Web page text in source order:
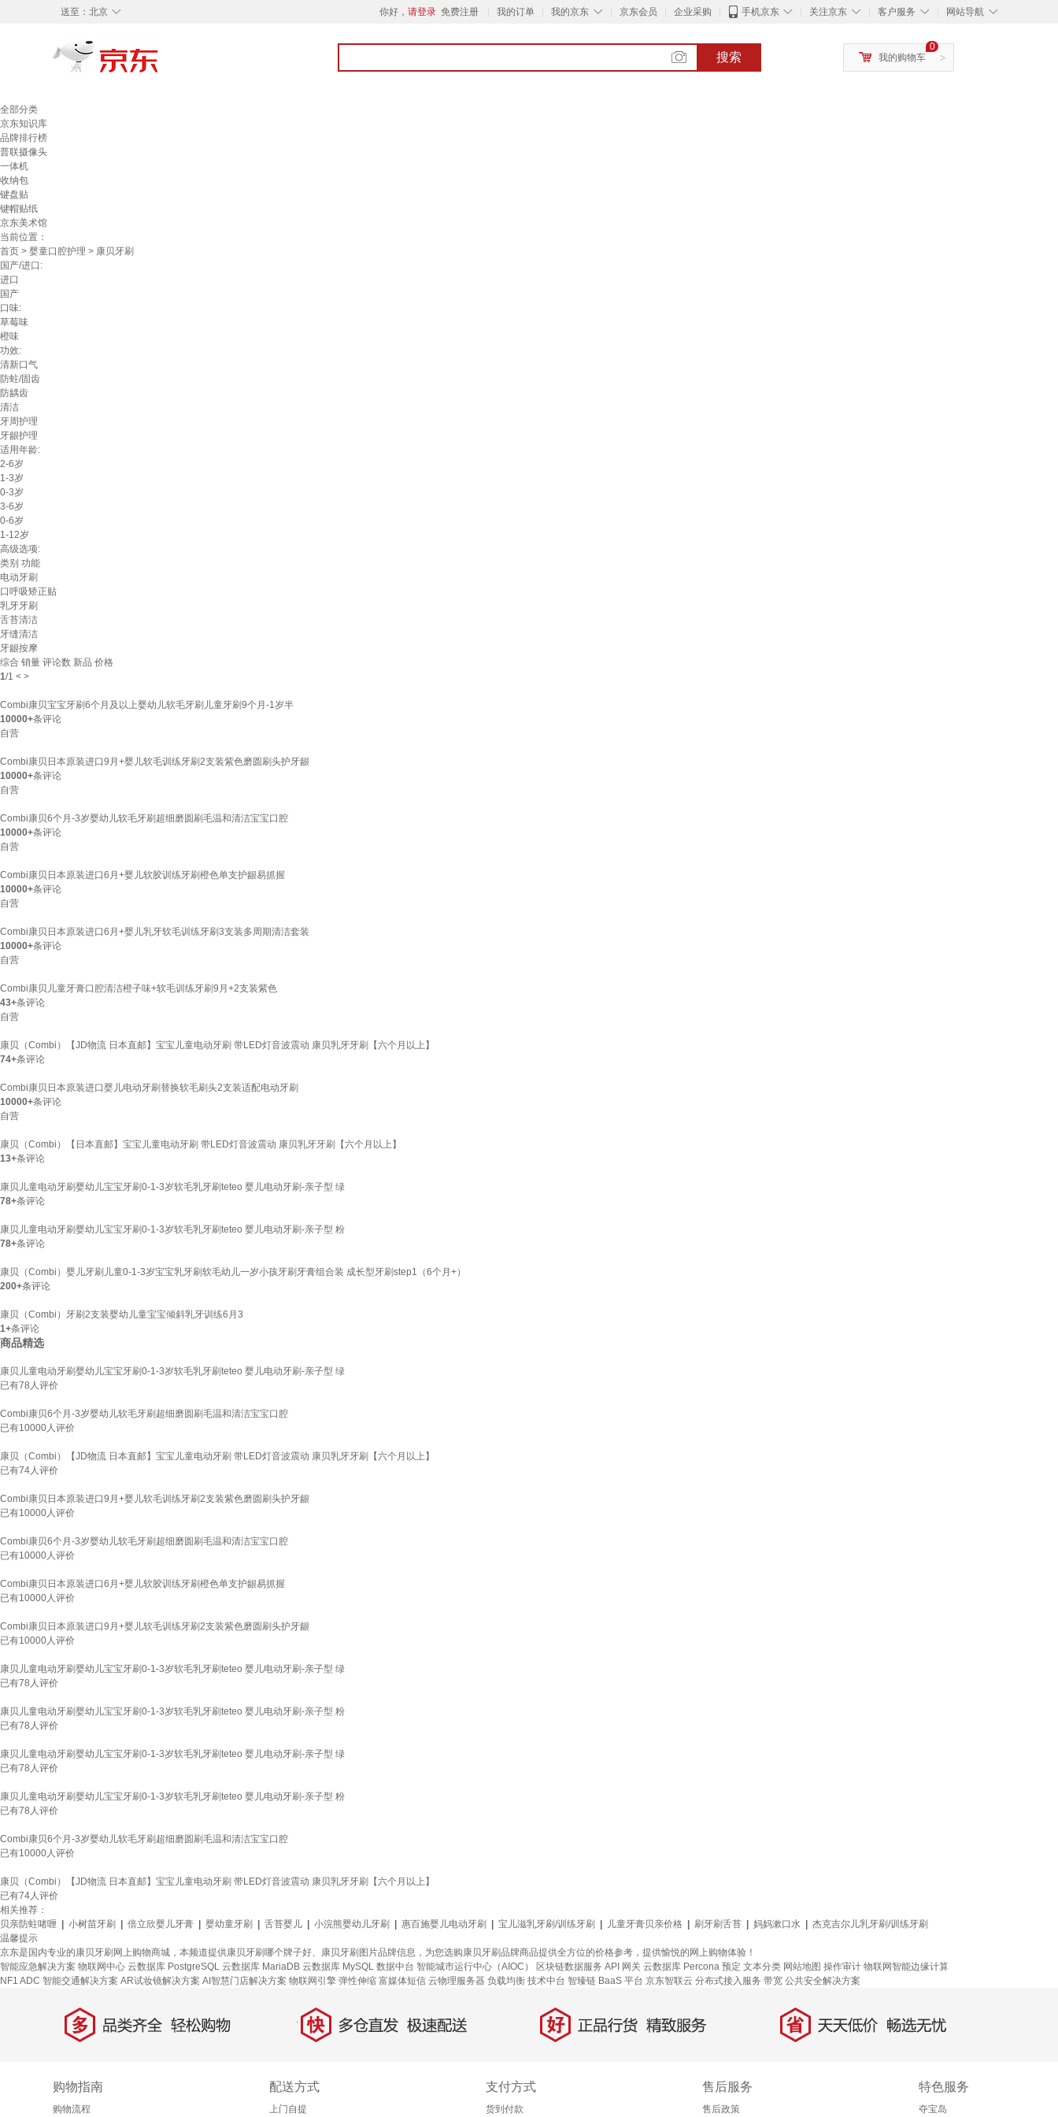
◇
送至： 北京 你好， 请登录 免费注册 我的订单 ◇
我的京东 京东会员 企业采购 ◇
手机京东 ◇
关注京东 ◇
客户服务 ◇
网站导航
搜索 >
0
我的购物车
全部分类
京东知识库
品牌排行榜
普联摄像头
一体机
收纳包
键盘贴
键帽贴纸
京东美术馆
当前位置：
首页 > 婴童口腔护理 > 康贝牙刷
国产/进口:
进口
国产
口味:
草莓味
橙味
功效:
清新口气
防蛀/固齿
防龋齿
清洁
牙周护理
牙龈护理
适用年龄:
2-6岁
1-3岁
0-3岁
3-6岁
0-6岁
1-12岁
高级选项:
类别 功能
电动牙刷
口呼吸矫正贴
乳牙牙刷
舌苔清洁
牙缝清洁
牙龈按摩
综合 销量 评论数 新品 价格
1/1 < >
Combi康贝宝宝牙刷6个月及以上婴幼儿软毛牙刷儿童牙刷9个月-1岁半
10000+条评论
自营
Combi康贝日本原装进口9月+婴儿软毛训练牙刷2支装紫色磨圆刷头护牙龈
10000+条评论
自营
Combi康贝6个月-3岁婴幼儿软毛牙刷超细磨圆刷毛温和清洁宝宝口腔
10000+条评论
自营
Combi康贝日本原装进口6月+婴儿软胶训练牙刷橙色单支护龈易抓握
10000+条评论
自营
Combi康贝日本原装进口6月+婴儿乳牙软毛训练牙刷3支装多周期清洁套装
10000+条评论
自营
Combi康贝儿童牙膏口腔清洁橙子味+软毛训练牙刷9月+2支装紫色
43+条评论
自营
康贝（Combi）【JD物流 日本直邮】宝宝儿童电动牙刷 带LED灯音波震动 康贝乳牙牙刷【六个月以上】
74+条评论
Combi康贝日本原装进口婴儿电动牙刷替换软毛刷头2支装适配电动牙刷
10000+条评论
自营
康贝（Combi）【日本直邮】宝宝儿童电动牙刷 带LED灯音波震动 康贝乳牙牙刷【六个月以上】
13+条评论
康贝儿童电动牙刷婴幼儿宝宝牙刷0-1-3岁软毛乳牙刷teteo 婴儿电动牙刷-亲子型 绿
78+条评论
康贝儿童电动牙刷婴幼儿宝宝牙刷0-1-3岁软毛乳牙刷teteo 婴儿电动牙刷-亲子型 粉
78+条评论
康贝（Combi）婴儿牙刷儿童0-1-3岁宝宝乳牙刷软毛幼儿一岁小孩牙刷牙膏组合装 成长型牙刷step1（6个月+）
200+条评论
康贝（Combi）牙刷2支装婴幼儿童宝宝倾斜乳牙训练6月3
1+条评论
商品精选
康贝儿童电动牙刷婴幼儿宝宝牙刷0-1-3岁软毛乳牙刷teteo 婴儿电动牙刷-亲子型 绿
已有78 人评价
Combi康贝6个月-3岁婴幼儿软毛牙刷超细磨圆刷毛温和清洁宝宝口腔
已有10000人评价
康贝（Combi）【JD物流 日本直邮】宝宝儿童电动牙刷 带LED灯音波震动 康贝乳牙牙刷【六个月以上】
已有74人评价
Combi康贝日本原装进口9月+婴儿软毛训练牙刷2支装紫色磨圆刷头护牙龈
已有10000人评价
Combi康贝6个月-3岁婴幼儿软毛牙刷超细磨圆刷毛温和清洁宝宝口腔
已有10000人评价
Combi康贝日本原装进口6月+婴儿软胶训练牙刷橙色单支护龈易抓握
已有10000人评价
Combi康贝日本原装进口9月+婴儿软毛训练牙刷2支装紫色磨圆刷头护牙龈
已有10000人评价
康贝儿童电动牙刷婴幼儿宝宝牙刷0-1-3岁软毛乳牙刷teteo 婴儿电动牙刷-亲子型 绿
已有78 人评价
康贝儿童电动牙刷婴幼儿宝宝牙刷0-1-3岁软毛乳牙刷teteo 婴儿电动牙刷-亲子型 粉
已有78 人评价
康贝儿童电动牙刷婴幼儿宝宝牙刷0-1-3岁软毛乳牙刷teteo 婴儿电动牙刷-亲子型 绿
已有78 人评价
康贝儿童电动牙刷婴幼儿宝宝牙刷0-1-3岁软毛乳牙刷teteo 婴儿电动牙刷-亲子型 粉
已有78 人评价
Combi康贝6个月-3岁婴幼儿软毛牙刷超细磨圆刷毛温和清洁宝宝口腔
已有10000人评价
康贝（Combi）【JD物流 日本直邮】宝宝儿童电动牙刷 带LED灯音波震动 康贝乳牙牙刷【六个月以上】
已有74人评价
相关推荐：
贝亲防蛀啫喱
小树苗牙刷 倍立欣婴儿牙膏 婴幼童牙刷 舌苔婴儿 小浣熊婴幼儿牙刷 惠百施婴儿电动牙刷 宝儿滋乳牙刷/训练牙刷 儿童牙膏贝亲价格 刷牙刷舌苔 妈妈漱口水
杰克吉尔儿乳牙刷/训练牙刷
温馨提示
京东是国内专业的康贝牙刷网上购物商城，本频道提供康贝牙刷哪个牌子好、康贝牙刷图片品牌信息，为您选购康贝牙刷品牌商品提供全方位的价格参考，提供愉悦的网上购物体验！
智能应急解决方案 物联网中心 云数据库 PostgreSQL 云数据库 MariaDB 云数据库 MySQL 数据中台 智能城市运行中心（AIOC） 区块链数据服务 API 网关 云数据库 Percona 预定 文本分类 网站地图 操作审计 物联网智能边缘计算
NF1 ADC 智能交通解决方案 AR试妆镜解决方案 AI智慧门店解决方案 物联网引擎 弹性伸缩 富媒体短信 云物理服务器 负载均衡 技术中台 智臻链 BaaS 平台 京东智联云 分布式接入服务 带宽 公共安全解决方案
多 品类齐全，轻松购物 快 多仓直发，极速配送 好 正品行货，精致服务 省 天天低价，畅选无忧
购物指南
购物流程
配送方式
上门自提
支付方式
货到付款
售后服务
售后政策
特色服务
夺宝岛